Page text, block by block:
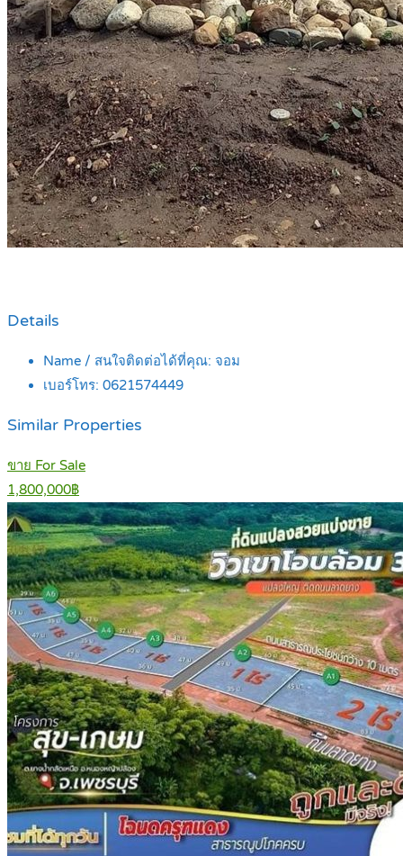
Details
Name / สนใจติดต่อได้ที่คุณ: จอม
เบอร์โทร: 0621574449
Similar Properties
ขาย For Sale
1,800,000฿